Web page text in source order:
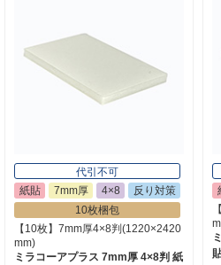
代引不可
紙貼
7mm厚 4×8
反り対策
10枚梱包
【10枚】7mm厚4×8判(1220×2420
mm)
ミラコーアプラス 7mm厚 4×8判 紙